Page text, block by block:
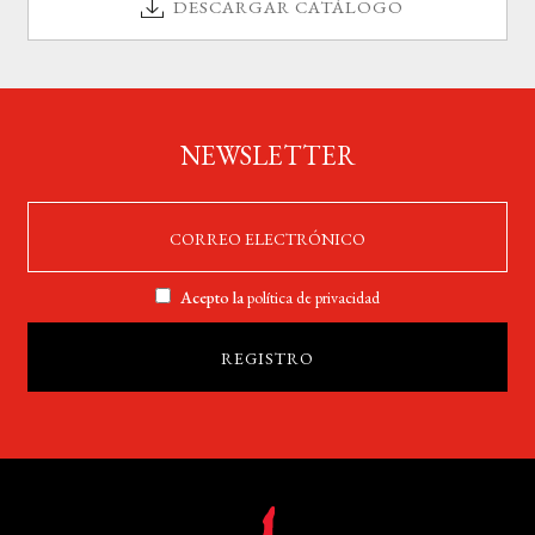
DESCARGAR CATÁLOGO
NEWSLETTER
Acepto lapolítica de privacidad